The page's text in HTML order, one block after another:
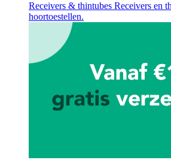
Receivers & thintubes Receivers en
hoortoestellen.